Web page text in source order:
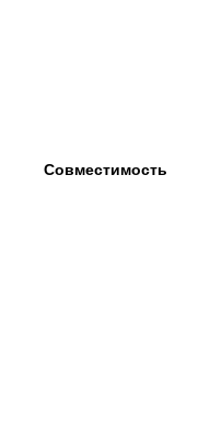
Совместимость